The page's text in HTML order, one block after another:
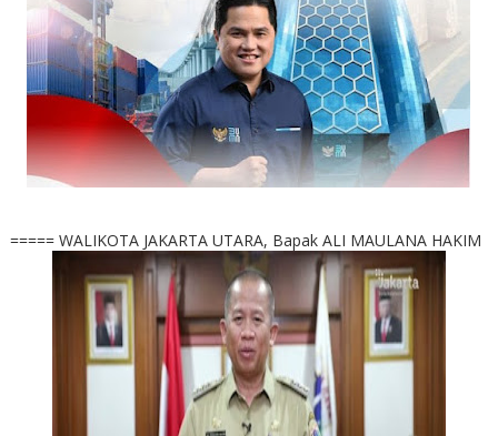
===== WALIKOTA JAKARTA UTARA, Bapak ALI MAULANA HAKIM